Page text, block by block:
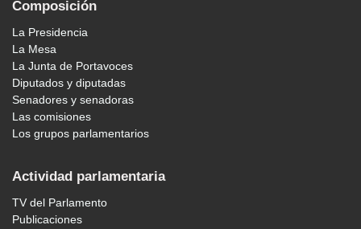
Composición
La Presidencia
La Mesa
La Junta de Portavoces
Diputados y diputadas
Senadores y senadoras
Las comisiones
Los grupos parlamentarios
Actividad parlamentaria
TV del Parlamento
Publicaciones